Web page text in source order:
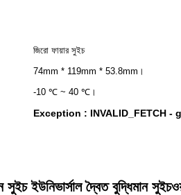
জিরো ফায়ার সুইচ
74mm * 119mm * 53.8mm।
-10 ℃ ~ 40 ℃।
Exception : INVALID_FETCH -
সুইচ ইউনিভার্সাল দ্বৈত বুদ্ধিমান